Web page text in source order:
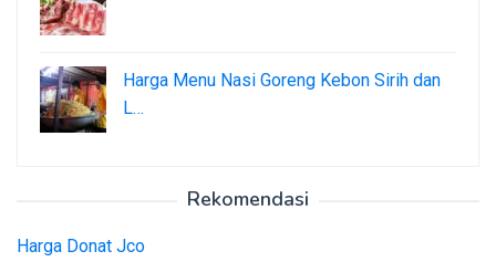
Harga Menu Nasi Goreng Kebon Sirih dan
L…
Rekomendasi
Harga Donat Jco